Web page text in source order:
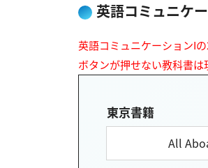
英語コミュニケ
英語コミュニケーションI
ボタンが押せない教科書は
東京書籍
All